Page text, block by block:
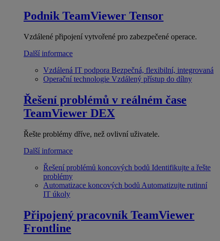
Podnik TeamViewer Tensor
Vzdálené připojení vytvořené pro zabezpečené operace.
Další informace
Vzdálená IT podpora Bezpečná, flexibilní, integrovaná
Operační technologie Vzdálený přístup do dílny
Řešení problémů v reálném čase
TeamViewer DEX
Řešte problémy dříve, než ovlivní uživatele.
Další informace
Řešení problémů koncových bodů Identifikujte a řešte
problémy
Automatizace koncových bodů Automatizujte rutinní
IT úkoly
Připojený pracovník TeamViewer
Frontline